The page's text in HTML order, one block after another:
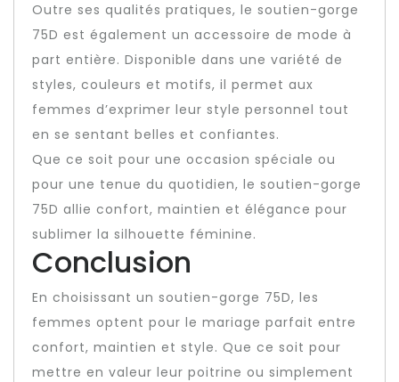
Outre ses qualités pratiques, le soutien-gorge
75D est également un accessoire de mode à
part entière. Disponible dans une variété de
styles, couleurs et motifs, il permet aux
femmes d’exprimer leur style personnel tout
en se sentant belles et confiantes.
Que ce soit pour une occasion spéciale ou
pour une tenue du quotidien, le soutien-gorge
75D allie confort, maintien et élégance pour
sublimer la silhouette féminine.
Conclusion
En choisissant un soutien-gorge 75D, les
femmes optent pour le mariage parfait entre
confort, maintien et style. Que ce soit pour
mettre en valeur leur poitrine ou simplement